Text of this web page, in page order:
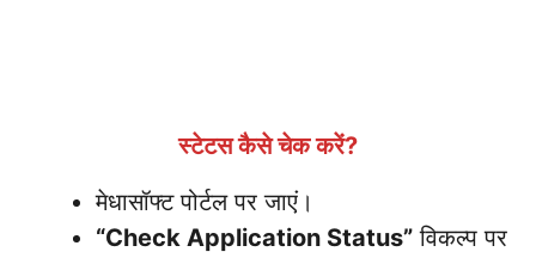
स्टेटस कैसे चेक करें?
मेधासॉफ्ट पोर्टल पर जाएं।
“Check Application Status” विकल्प पर